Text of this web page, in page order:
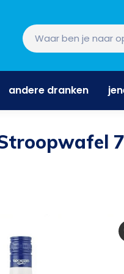
andere dranken